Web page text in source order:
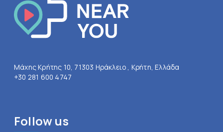
Μάχης Κρήτης 10, 71303 Ηράκλειο , Κρήτη, Ελλάδα
+30 281 600 4747
Follow us